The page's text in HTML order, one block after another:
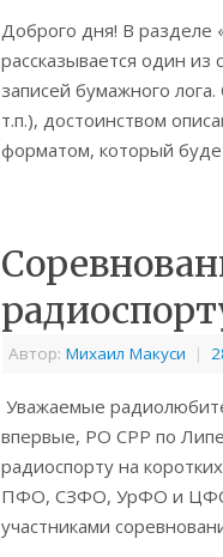
Доброго дня! В разделе
рассказывается один из
записей бумажного
т.п.), достоинством
форматом, который
Автор: Михаил Макуси |
Уважаемые
впервые, РО СРР по
радиоспорту на
ПФО, СЗФО, УрФО и ЦФО
участниками